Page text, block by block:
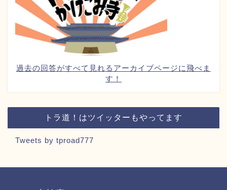
過去の回答がすべて見れるアーカイブページに飛べま
す！
トラ道！はツイッターもやってます
Tweets by tproad777